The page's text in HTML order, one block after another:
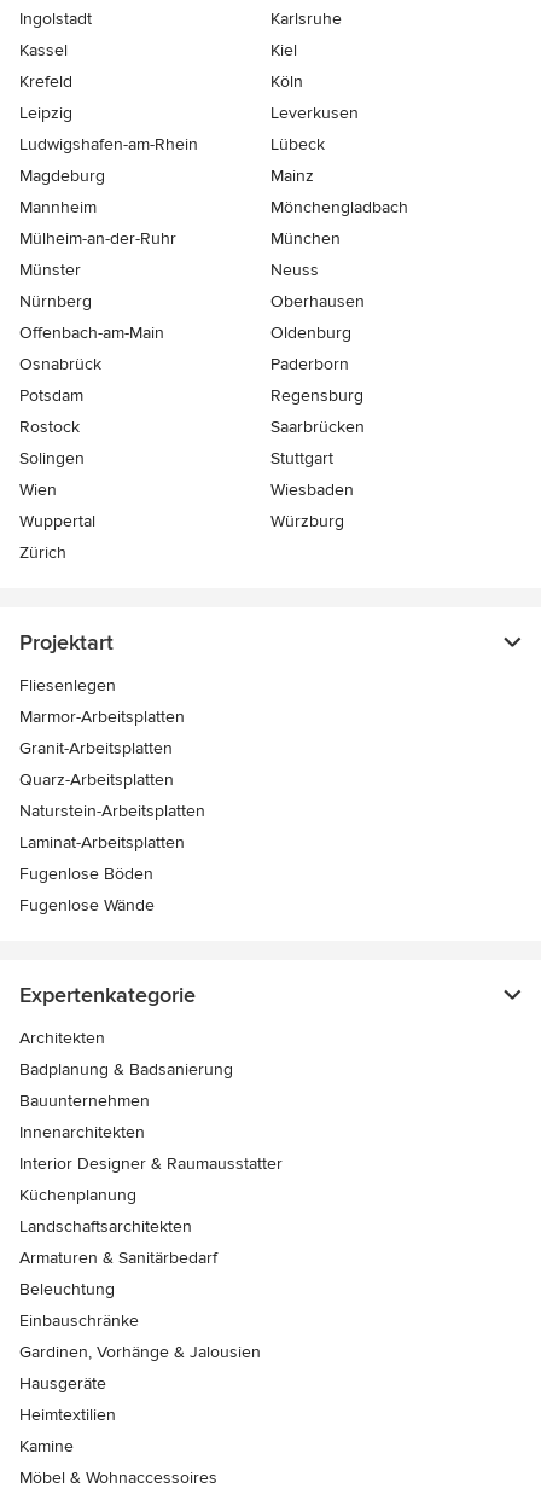
Ingolstadt
Karlsruhe
Kassel
Kiel
Krefeld
Köln
Leipzig
Leverkusen
Ludwigshafen-am-Rhein
Lübeck
Magdeburg
Mainz
Mannheim
Mönchen­gladbach
Mülheim-an-der-Ruhr
München
Münster
Neuss
Nürnberg
Oberhausen
Offenbach-am-Main
Oldenburg
Osnabrück
Paderborn
Potsdam
Regensburg
Rostock
Saarbrücken
Solingen
Stuttgart
Wien
Wiesbaden
Wuppertal
Würzburg
Zürich
Projektart
Fliesenlegen
Marmor-Arbeitsplatten
Granit-Arbeitsplatten
Quarz-Arbeitsplatten
Naturstein-Arbeitsplatten
Laminat-Arbeitsplatten
Fugenlose Böden
Fugenlose Wände
Expertenkategorie
Architekten
Badplanung & Badsanierung
Bauunternehmen
Innenarchitekten
Interior Designer & Raumausstatter
Küchenplanung
Landschaftsarchitekten
Armaturen & Sanitärbedarf
Beleuchtung
Einbauschränke
Gardinen, Vorhänge & Jalousien
Hausgeräte
Heimtextilien
Kamine
Möbel & Wohnaccessoires